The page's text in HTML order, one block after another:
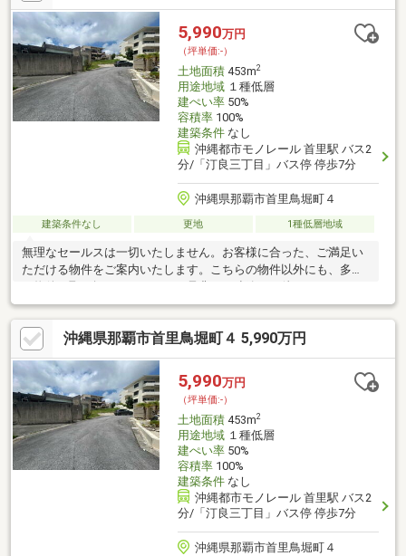
5,990万円
（坪単価:-）
土地面積453m2
用途地域１種低層
建ぺい率50%
容積率100%
建築条件なし
沖縄都市モノレール 首里駅 バス2
分/「汀良三丁目」バス停 停歩7分
沖縄県那覇市首里鳥堀町４
建築条件なし 更地 1種低層地域
無理なセールスは一切いたしません。お客様に合った、ご満足い
ただける物件をご案内いたします。こちらの物件以外にも、多数
す！協定通路面積：約６１㎡※建築条件なし。※敷地内に水路があ
ります。※お好きなプランで建築後に、宅地への地目変更が可能
になります。沖縄県那覇市首里鳥堀町４ 5,990万円
5,990万円
（坪単価:-）
土地面積453m2
用途地域１種低層
建ぺい率50%
容積率100%
建築条件なし
沖縄都市モノレール 首里駅 バス2
分/「汀良三丁目」バス停 停歩7分
沖縄県那覇市首里鳥堀町４